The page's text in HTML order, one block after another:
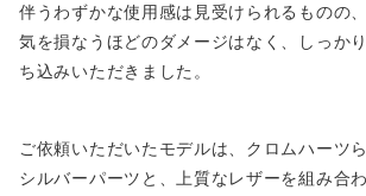
伴うわずかな使用感は見受けられるものの
気を損なうほどのダメージはなく、しっか
ち込みいただきました。
ご依頼いただいたモデルは、クロムハーツ
シルバーパーツと、上質なレザーを組み合